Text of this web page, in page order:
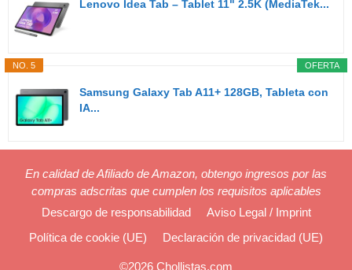
Lenovo Idea Tab – Tablet 11" 2.5K (MediaTek...
OFERTA
NO. 5
Samsung Galaxy Tab A11+ 128GB, Tableta con
IA...
En calidad de Afiliado de Amazon, obtengo ingresos por las
compras adscritas que cumplen los requisitos aplicables
Descargo de responsabilidad
Aviso Legal / Imprint
Política de cookie (UE)
Declaración de privacidad (UE)
©2026 Chollistas.com